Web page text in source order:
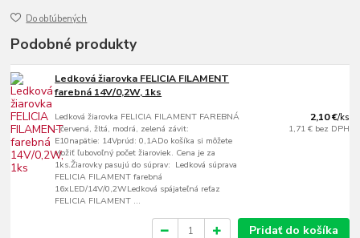
Do obľúbených
Podobné produkty
Ledková žiarovka FELICIA FILAMENT
farebná 14V/0,2W, 1ks
Ledková žiarovka FELICIA FILAMENT FAREBNÁ
- červená, žltá, modrá, zelená závit:
E10napätie: 14Vprúd: 0,1ADo košíka si môžete
vložiť ľubovoľný počet žiaroviek. Cena je za
1ks.Žiarovky pasujú do súprav: Ledková súprava
FELICIA FILAMENT farebná
16xLED/14V/0,2WLedková spájateľná reťaz
FELICIA FILAMENT ...
2,10 €/ks
1,71 € bez DPH
Pridať do košíka